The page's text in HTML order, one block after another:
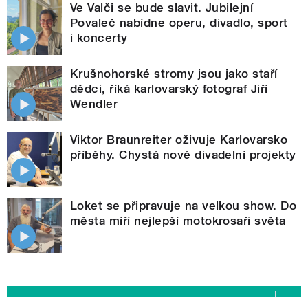
Ve Valči se bude slavit. Jubilejní
Povaleč nabídne operu, divadlo, sport
i koncerty
Krušnohorské stromy jsou jako staří
dědci, říká karlovarský fotograf Jiří
Wendler
Viktor Braunreiter oživuje Karlovarsko
příběhy. Chystá nové divadelní projekty
Loket se připravuje na velkou show. Do
města míří nejlepší motokrosaři světa